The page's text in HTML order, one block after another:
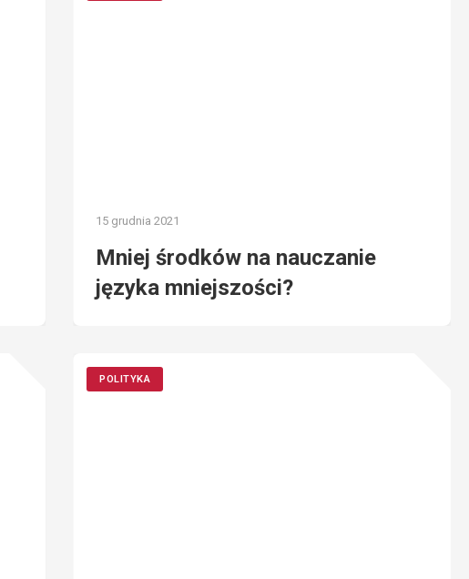
15 grudnia 2021
Mniej środków na nauczanie
języka mniejszości?
POLITYKA